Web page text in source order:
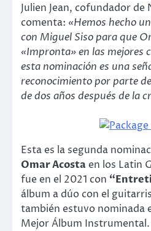
Julien Jean, cofundador de
comenta: «Hemos hecho
con Miguel Siso para que
«Impronta» en las mejores
esta nominación es una
reconocimiento por parte
de dos años después de la
Esta es la segunda
Omar Acosta en los Latin
fue en el 2021 con
álbum a dúo con el
también estuvo nominada
Mejor Álbum Instrumental.